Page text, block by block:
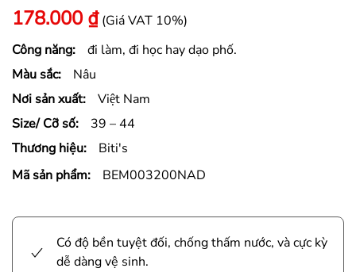
178.000 ₫ (Giá VAT 10%)
Công năng:
đi làm, đi học hay dạo phố.
Màu sắc:
Nâu
Nơi sản xuất:
Việt Nam
Size/ Cỡ số:
39 – 44
Thương hiệu:
Biti's
Mã sản phẩm:
BEM003200NAD
Có độ bền tuyệt đối, chống thấm nước, và cực kỳ
dễ dàng vệ sinh.